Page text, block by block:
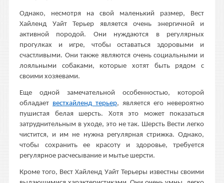
Однако, несмотря на свой маленький размер, Вест
Хайленд Уайт Терьер является очень энергичной и
активной породой. Они нуждаются в регулярных
прогулках и игре, чтобы оставаться здоровыми и
счастливыми. Они также являются очень социальными и
лояльными собаками, которые хотят быть рядом с
своими хозяевами.
Еще одной замечательной особенностью, которой
обладает вестхайленд терьер, является его невероятно
пушистая белая шерсть. Хотя это может показаться
затруднительным в уходе, это не так. Шерсть Вести легко
чистится, и им не нужна регулярная стрижка. Однако,
чтобы сохранить ее красоту и здоровье, требуется
регулярное расчесывание и мытье шерсти.
Кроме того, Вест Хайленд Уайт Терьеры известны своими